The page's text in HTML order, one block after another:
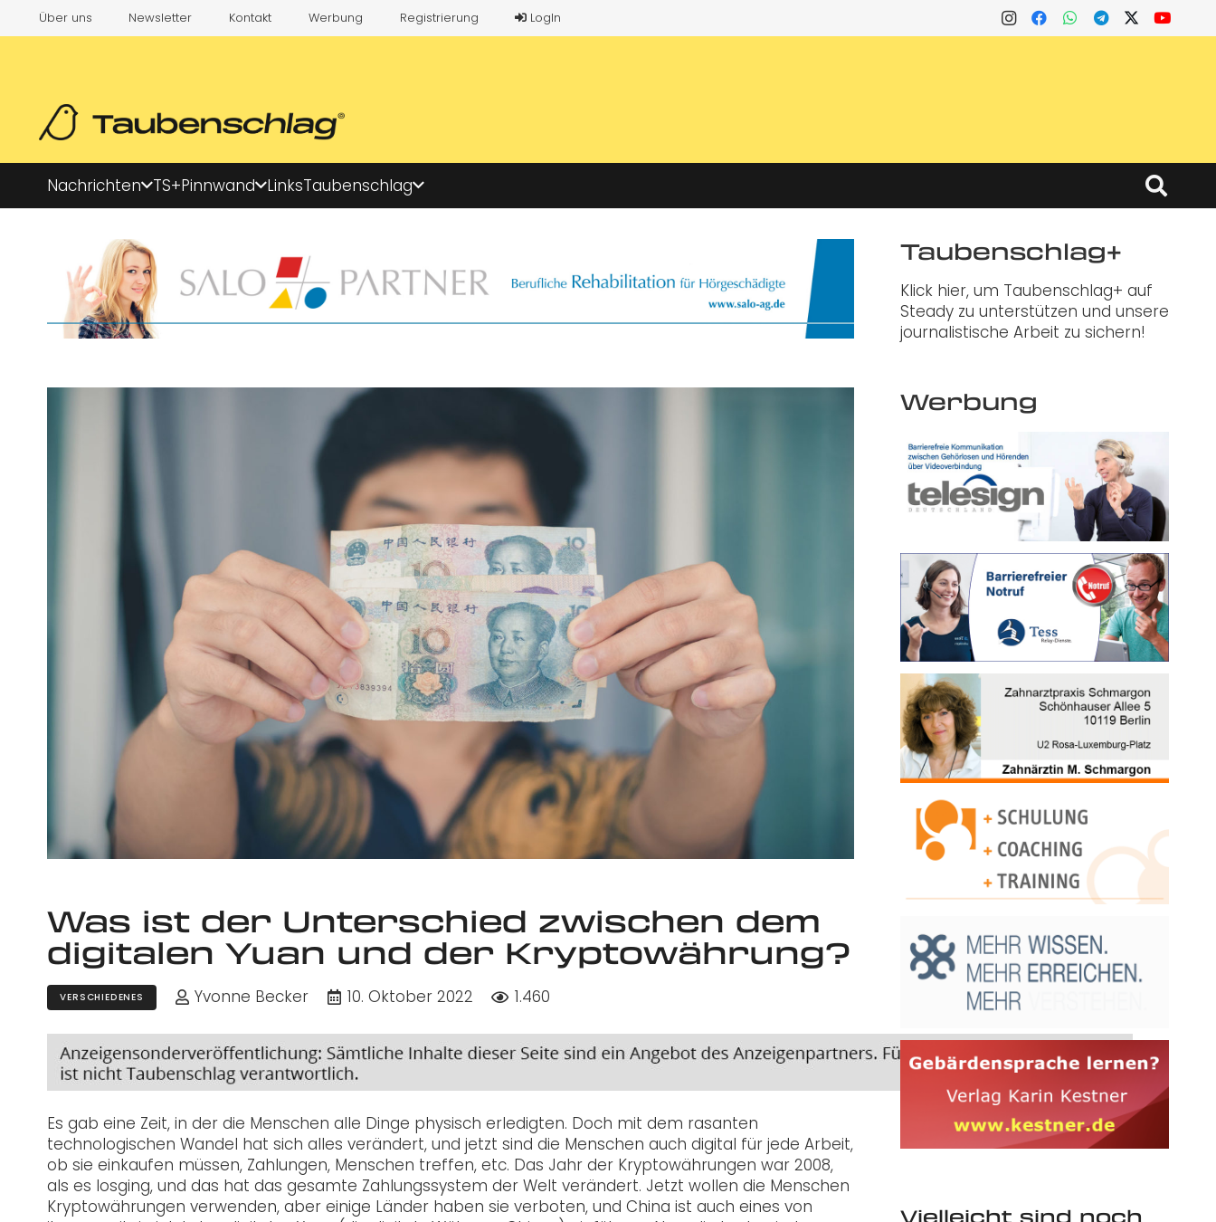
Über uns Newsletter Kontakt Werbung Registrierung LogIn
Nachrichten TS+Pinnwand LinksTaubenschlag
Was ist der Unterschied zwischen dem
digitalen Yuan und der Kryptowährung?
VERSCHIEDENES Yvonne Becker 10. Oktober 2022 1.460
Es gab eine Zeit, in der die Menschen alle Dinge physisch erledigten. Doch mit dem rasanten
technologischen Wandel hat sich alles verändert, und jetzt sind die Menschen auch digital für jede Arbeit,
ob sie einkaufen müssen, Zahlungen, Menschen treffen, etc. Das Jahr der Kryptowährungen war 2008,
als es losging, und das hat das gesamte Zahlungssystem der Welt verändert. Jetzt wollen die Menschen
Kryptowährungen verwenden, aber einige Länder haben sie verboten, und China ist auch eines von
Taubenschlag+
Klick hier, um Taubenschlag+ auf
Steady zu unterstützen und unsere
journalistische Arbeit zu sichern!
Werbung
Vielleicht sind noch